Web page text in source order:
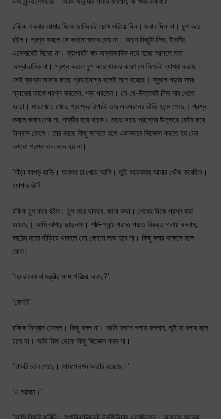
রফিক একবার আমার দিকে তাকিয়েই চোখ সরিয়ে নিল। জবাব দিল না। চুপ করে
রইল। প্রশ্ন করলে সে কখনো জবাব দেয় না। আগে কিছুটা দিত, ইদানীং
একেবারেই দিচ্ছে না। ব্যাপারটা যত অস্বাভাবিক মনে হচ্ছে আসলে তত
অস্বাভাবিক না। প্রশ্ন করলে চুপ করে থাকার কারণ সে নিজেই ব্যাখ্যা করছে।
সেই ব্যাখ্যা আমার কাছে গ্রহণযোগ্য বলেই মনে হয়েছে। স্কুলে পড়ার সময়
স্যারেরা তাকে প্রশ্ন করতেন, পড়া ধরতেন। সে যে-উত্তরই দিত মার খেতে
হতো। মার খেতে খেতে প্রশ্নের উপরই তার একধরনের ভীতি জন্মে গেছে। প্রশ্ন
করলে জবাব দেয় না, গম্ভীর হয়ে থাকে। মাঝে মাঝে প্রশ্নের উত্তরে ফোঁস করে
নিশ্বাস ফেলে। তার কাছে কিছু জানতে হলে এমনভাবে জিজ্ঞেস করতে হয় যেন
কখনো প্রশ্ন বলে মনে হয় না।
‘দাঁড়া কাপড় ছাড়ি। তারপর চা খেয়ে আসি। তুই কয়েকবার আমার খোঁজ করেছিস।
ব্যাপার কী?
রফিক চুপ করে রইল। চুপ করে থাকবে, জানা কথা। শেষের দিকে প্রশ্ন করা
হয়েছে। আমি কাপড় ছাড়লাম। শার্ট-প্যান্ট পরতে পরতে বিরক্ত গলায় বললাম,
কাঠের মতো দাঁড়িয়ে থাকলে তো কোনো লাভ হবে না। কিছু বলার থাকলে বলে
ফেল।
‘তোর কোনো মন্ত্রীর সঙ্গে পরিচয় আছে?’
‘কেন?’
রফিক নিশ্বাস ফেলল। কিছু বলল না। আমি হতাশ গলায় বললাম, তুই যা বলার বলে
চলে যা। আমি নিজ থেকে কিছু জিজ্ঞেস করব না।
‘চাকরি চলে গেছে। সাসপেনশন অর্ডার হয়েছে।’
‘ও আচ্ছা।’